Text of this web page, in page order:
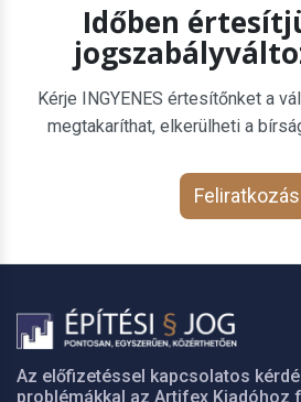
Időben
Kérje INGYENES értesítőnket a
megtakaríthat, elkerülheti a
Feliratkozás
Az előfizetéssel kapcsolatos
problémákkal az Artifex Kiadóhoz